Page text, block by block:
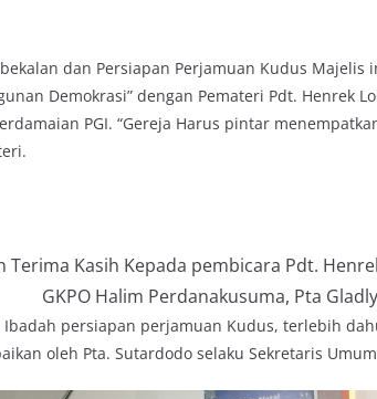
dan Persiapan Perjamuan Kudus Majelis
Demokrasi” dengan Pemateri Pdt. Henrek
PGI. “Gereja Harus pintar
Terima Kasih Kepada pembicara Pdt.
GKPO Halim Perdanakusuma, Pta
persiapan perjamuan Kudus, terlebih
oleh Pta. Sutardodo selaku Sekretaris